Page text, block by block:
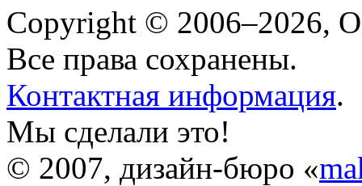
Copyright © 2006–2026,
Все права сохранены.
Контактная информация.
Мы сделали это!
© 2007, дизайн-бюро «